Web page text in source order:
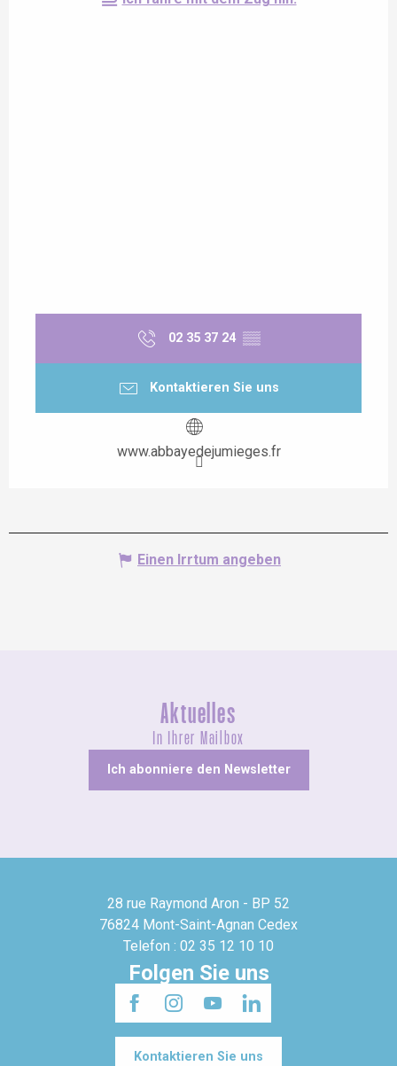
02 35 37 24 ▒▒
Kontaktieren Sie uns
www.abbayedejumieges.fr
Einen Irrtum angeben
Aktuelles
In Ihrer Mailbox
Ich abonniere den Newsletter
28 rue Raymond Aron - BP 52
76824 Mont-Saint-Agnan Cedex
Telefon : 02 35 12 10 10
Folgen Sie uns
Kontaktieren Sie uns